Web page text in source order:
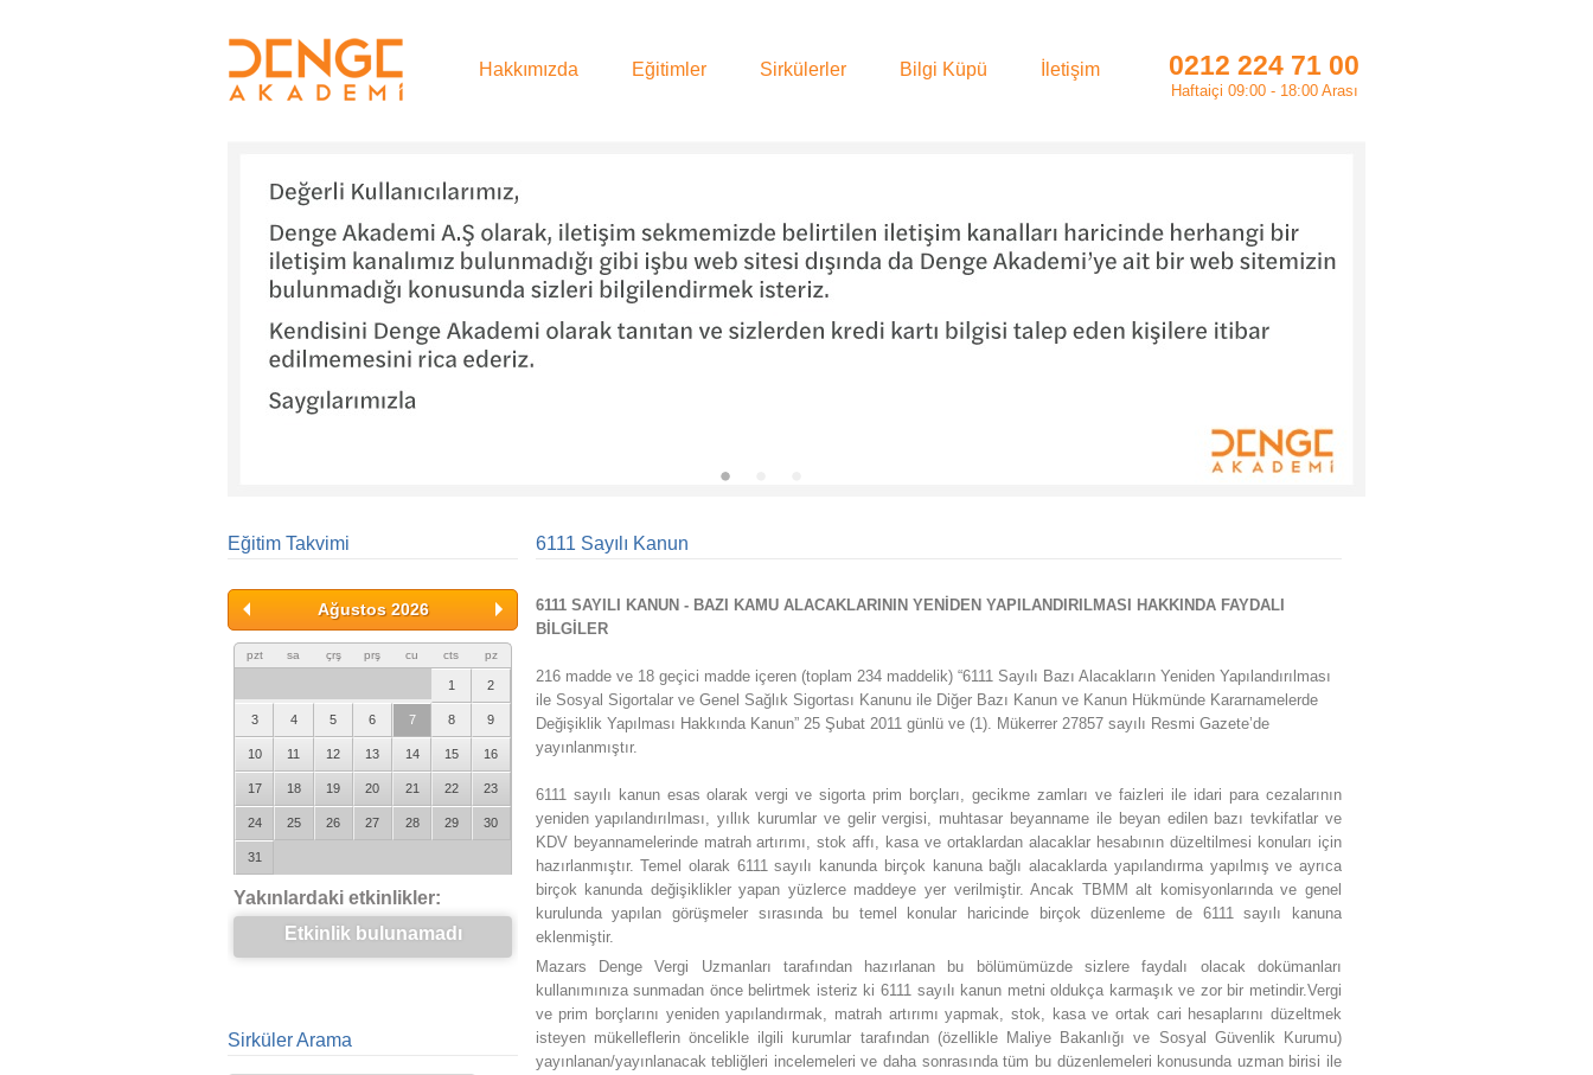
Hakkımızda Eğitimler Sirkülerler Bilgi Küpü İletişim 0212 224 71 00
Haftaiçi 09:00 - 18:00 Arası
Eğitim Takvimi
Ağustos 2026
pzt sa çrş prş cu cts pz
1 2
3 4 5 6 7 8 9
10 11 12 13 14 15 16
17 18 19 20 21 22 23
24 25 26 27 28 29 30
31
Yakınlardaki etkinlikler:
Etkinlik bulunamadı
Sirküler Arama
6111 Sayılı Kanun
6111 SAYILI KANUN - BAZI KAMU ALACAKLARININ YENİDEN YAPILANDIRILMASI HAKKINDA FAYDALI
BİLGİLER
216 madde ve 18 geçici madde içeren (toplam 234 maddelik) “6111 Sayılı Bazı Alacakların Yeniden Yapılandırılması
ile Sosyal Sigortalar ve Genel Sağlık Sigortası Kanunu ile Diğer Bazı Kanun ve Kanun Hükmünde Kararnamelerde
Değişiklik Yapılması Hakkında Kanun” 25 Şubat 2011 günlü ve (1). Mükerrer 27857 sayılı Resmi Gazete’de
yayınlanmıştır.
6111 sayılı kanun esas olarak vergi ve sigorta prim borçları, gecikme zamları ve faizleri ile idari para cezalarının
yeniden yapılandırılması, yıllık kurumlar ve gelir vergisi, muhtasar beyanname ile beyan edilen bazı tevkifatlar ve
KDV beyannamelerinde matrah artırımı, stok affı, kasa ve ortaklardan alacaklar hesabının düzeltilmesi konuları için
hazırlanmıştır. Temel olarak 6111 sayılı kanunda birçok kanuna bağlı alacaklarda yapılandırma yapılmış ve ayrıca
birçok kanunda değişiklikler yapan yüzlerce maddeye yer verilmiştir. Ancak TBMM alt komisyonlarında ve genel
kurulunda yapılan görüşmeler sırasında bu temel konular haricinde birçok düzenleme de 6111 sayılı kanuna
eklenmiştir.
Mazars Denge Vergi Uzmanları tarafından hazırlanan bu bölümümüzde sizlere faydalı olacak dokümanları
kullanımınıza sunmadan önce belirtmek isteriz ki 6111 sayılı kanun metni oldukça karmaşık ve zor bir metindir.Vergi
ve prim borçlarını yeniden yapılandırmak, matrah artırımı yapmak, stok, kasa ve ortak cari hesaplarını düzeltmek
isteyen mükelleflerin öncelikle ilgili kurumlar tarafından (özellikle Maliye Bakanlığı ve Sosyal Güvenlik Kurumu)
yayınlanan/yayınlanacak tebliğleri incelemeleri ve daha sonrasında tüm bu düzenlemeleri konusunda uzman birisi ile